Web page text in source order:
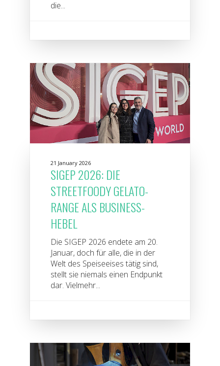
die...
21 January 2026
SIGEP 2026: DIE
STREETFOODY GELATO-
RANGE ALS BUSINESS-
HEBEL
Die SIGEP 2026 endete am 20.
Januar, doch für alle, die in der
Welt des Speiseeises tätig sind,
stellt sie niemals einen Endpunkt
dar. Vielmehr...